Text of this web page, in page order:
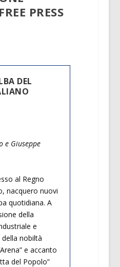
PRESS
DEL
e Giuseppe
al Regno
nacquero nuovi
quotidiana. A
della
e
nobiltà
e accanto
del Popolo”